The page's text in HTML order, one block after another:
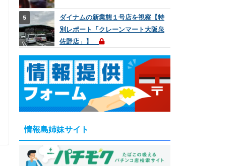
ダイナムの新業態１号店を視察【特
別レポート「クレーンマート大阪泉
佐野店」】
情報島姉妹サイト